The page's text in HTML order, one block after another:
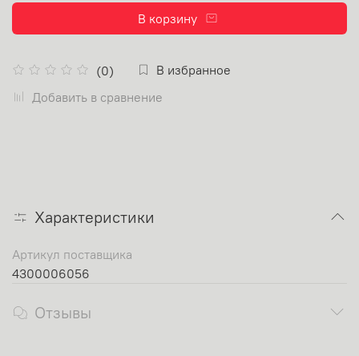
(0)
В избранное
Добавить в сравнение
В корзину
Характеристики
Артикул поставщика
4300006056
Отзывы